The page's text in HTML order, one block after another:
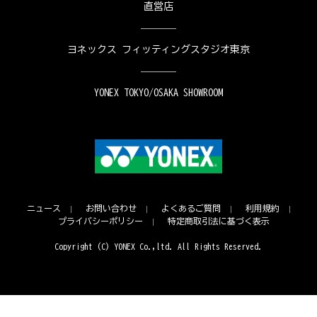
直営店
ヨネックス フィッティングスタジオ東京
YONEX TOKYO/OSAKA SHOWROOM
ニュース お問い合わせ よくあるご質問
利用規約
プライバシーポリシー
特定商取引法に基づく表示
Copyright (C) YONEX Co.,ltd. All Rights Reserved.